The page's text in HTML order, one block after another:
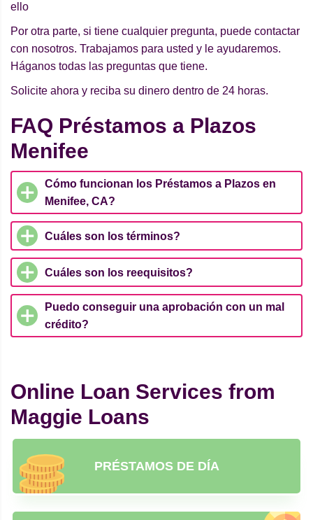
ello
Por otra parte, si tiene cualquier pregunta, puede contactar
con nosotros. Trabajamos para usted y le ayudaremos.
Háganos todas las preguntas que tiene.
Solicite ahora y reciba su dinero dentro de 24 horas.
FAQ Préstamos a Plazos
Menifee
Cómo funcionan los Préstamos a Plazos en
Menifee, CA?
Cuáles son los términos?
Cuáles son los reequisitos?
Puedo conseguir una aprobación con un mal
crédito?
Online Loan Services from
Maggie Loans
PRÉSTAMOS DE DÍA